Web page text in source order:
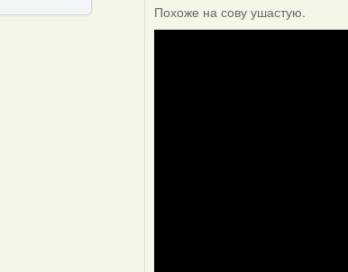
Похоже на сову ушастую.